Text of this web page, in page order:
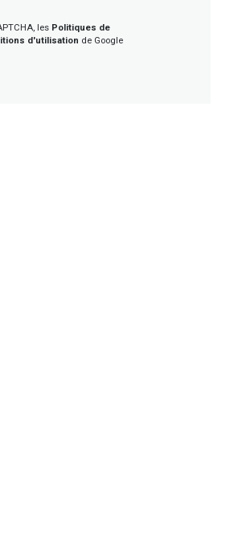
les Politiques de
d'utilisation de Google